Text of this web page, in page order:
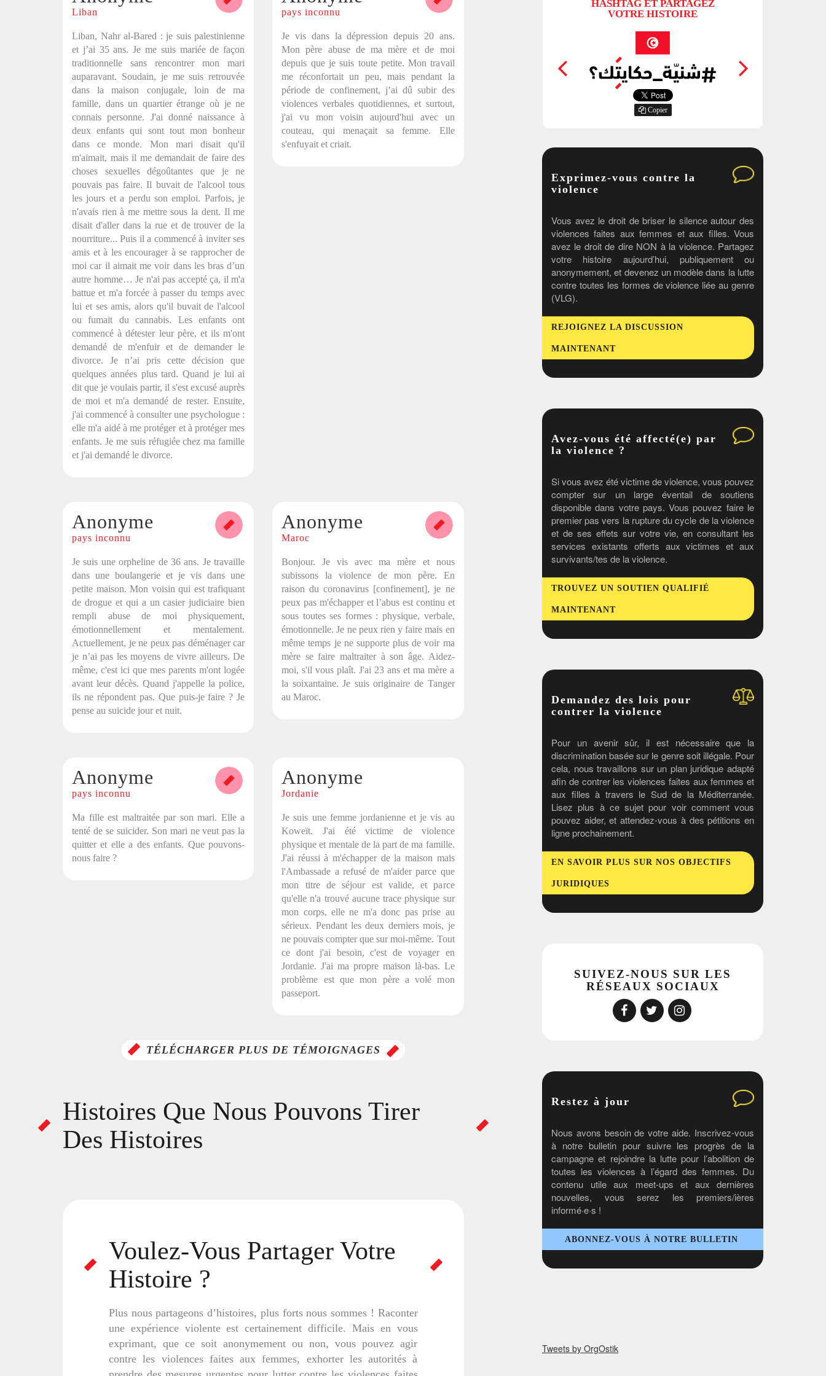
Liban
Liban, Nahr al-Bared : je suis palestinienne
et j’ai 35 ans. Je me suis mariée de façon
traditionnelle sans rencontrer mon mari
auparavant. Soudain, je me suis retrouvée
dans la maison conjugale, loin de ma
famille, dans un quartier étrange où je ne
connais personne. J'ai donné naissance à
deux enfants qui sont tout mon bonheur
dans ce monde. Mon mari disait qu'il
m'aimait, mais il me demandait de faire des
choses sexuelles dégoûtantes que je ne
pouvais pas faire. Il buvait de l'alcool tous
les jours et a perdu son emploi. Parfois, je
n'avais rien à me mettre sous la dent. Il me
disait d'aller dans la rue et de trouver de la
nourriture... Puis il a commencé à inviter ses
amis et à les encourager à se rapprocher de
moi car il aimait me voir dans les bras d’un
autre homme… Je n'ai pas accepté ça, il m'a
battue et m'a forcée à passer du temps avec
lui et ses amis, alors qu'il buvait de l'alcool
ou fumait du cannabis. Les enfants ont
commencé à détester leur père, et ils m'ont
demandé de m'enfuir et de demander le
divorce. Je n’ai pris cette décision que
quelques années plus tard. Quand je lui ai
dit que je voulais partir, il s'est excusé auprès
de moi et m'a demandé de rester. Ensuite,
j'ai commencé à consulter une psychologue :
elle m'a aidé à me protéger et à protéger mes
enfants. Je me suis réfugiée chez ma famille
et j'ai demandé le divorce.
pays inconnu
Je vis dans la dépression depuis 20 ans.
Mon père abuse de ma mère et de moi
depuis que je suis toute petite. Mon travail
me réconfortait un peu, mais pendant la
période de confinement, j’ai dû subir des
violences verbales quotidiennes, et surtout,
j'ai vu mon voisin aujourd'hui avec un
couteau, qui menaçait sa femme. Elle
s'enfuyait et criait.
Anonyme
pays inconnu
Je suis une orpheline de 36 ans. Je travaille
dans une boulangerie et je vis dans une
petite maison. Mon voisin qui est trafiquant
de drogue et qui a un casier judiciaire bien
rempli abuse de moi physiquement,
émotionnellement et mentalement.
Actuellement, je ne peux pas déménager car
je n’ai pas les moyens de vivre ailleurs. De
même, c'est ici que mes parents m'ont logée
avant leur décès. Quand j'appelle la police,
ils ne répondent pas. Que puis-je faire ? Je
pense au suicide jour et nuit.
Anonyme
Maroc
Bonjour. Je vis avec ma mère et nous
subissons la violence de mon père. En
raison du coronavirus [confinement], je ne
peux pas m'échapper et l’abus est continu et
sous toutes ses formes : physique, verbale,
émotionnelle. Je ne peux rien y faire mais en
même temps je ne supporte plus de voir ma
mère se faire maltraiter à son âge. Aidez-
moi, s'il vous plaît. J'ai 23 ans et ma mère a
la soixantaine. Je suis originaire de Tanger
au Maroc.
Anonyme
pays inconnu
Ma fille est maltraitée par son mari. Elle a
tenté de se suicider. Son mari ne veut pas la
quitter et elle a des enfants. Que pouvons-
nous faire ?
Anonyme
Jordanie
Je suis une femme jordanienne et je vis au
Koweït. J'ai été victime de violence
physique et mentale de la part de ma famille.
J'ai réussi à m'échapper de la maison mais
l'Ambassade a refusé de m'aider parce que
mon titre de séjour est valide, et parce
qu'elle n'a trouvé aucune trace physique sur
mon corps, elle ne m'a donc pas prise au
sérieux. Pendant les deux derniers mois, je
ne pouvais compter que sur moi-même. Tout
ce dont j'ai besoin, c'est de voyager en
Jordanie. J'ai ma propre maison là-bas. Le
problème est que mon père a volé mon
passeport.
TÉLÉCHARGER PLUS DE TÉMOIGNAGES
Histoires Que Nous Pouvons Tirer
Des Histoires
Voulez-Vous Partager Votre
Histoire ?
Plus nous partageons d’histoires, plus forts nous sommes ! Raconter
une expérience violente est certainement difficile. Mais en vous
exprimant, que ce soit anonymement ou non, vous pouvez agir
contre les violences faites aux femmes, exhorter les autorités à
HASHTAG ET PARTAGEZ
VOTRE HISTOIRE
Copier
HASHTAG ET PARTAGEZ
VOTRE HISTOIRE
Copier
HASHTAG ET PARTAGEZ
VOTRE HISTOIRE
Copier
Exprimez-vous contre la
violence
Vous avez le droit de briser le silence autour des
violences faites aux femmes et aux filles. Vous
avez le droit de dire NON à la violence. Partagez
votre histoire aujourd’hui, publiquement ou
anonymement, et devenez un modèle dans la lutte
contre toutes les formes de violence liée au genre
(VLG).
REJOIGNEZ LA DISCUSSION
MAINTENANT
Avez-vous été affecté(e) par
la violence ?
Si vous avez été victime de violence, vous pouvez
compter sur un large éventail de soutiens
disponible dans votre pays. Vous pouvez faire le
premier pas vers la rupture du cycle de la violence
et de ses effets sur votre vie, en consultant les
services existants offerts aux victimes et aux
survivants/tes de la violence.
TROUVEZ UN SOUTIEN QUALIFIÉ
MAINTENANT
Demandez des lois pour
contrer la violence
Pour un avenir sûr, il est nécessaire que la
discrimination basée sur le genre soit illégale. Pour
cela, nous travaillons sur un plan juridique adapté
afin de contrer les violences faites aux femmes et
aux filles à travers le Sud de la Méditerranée.
Lisez plus à ce sujet pour voir comment vous
pouvez aider, et attendez-vous à des pétitions en
ligne prochainement.
EN SAVOIR PLUS SUR NOS OBJECTIFS
JURIDIQUES
SUIVEZ-NOUS SUR LES
RÉSEAUX SOCIAUX
Restez à jour
Nous avons besoin de votre aide. Inscrivez-vous
à notre bulletin pour suivre les progrès de la
campagne et rejoindre la lutte pour l’abolition de
toutes les violences à l’égard des femmes. Du
contenu utile aux meet-ups et aux dernières
nouvelles, vous serez les premiers/ières
informé·e·s !
ABONNEZ-VOUS À NOTRE BULLETIN
Tweets by OrgOstik